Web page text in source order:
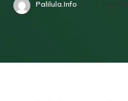
Palilula.info 7. april